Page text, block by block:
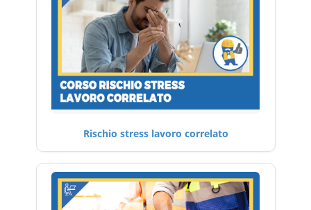
Rischio stress lavoro correlato